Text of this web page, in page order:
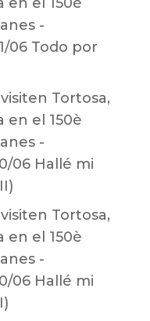
-
06 Todo por
Tortosa,
en el 150è
-
06 Hallé mi
Tortosa,
en el 150è
-
06 Hallé mi